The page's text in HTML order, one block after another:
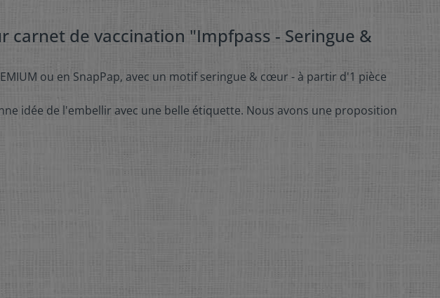
de vaccination "Impfpass - Seringue &
ou en SnapPap, avec un motif seringue & cœur - à partir d'1 pièce
idée de l'embellir avec une belle étiquette. Nous avons une proposition